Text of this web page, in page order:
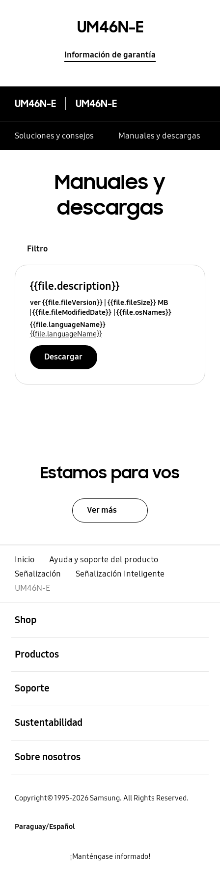
UM46N-E
Información de garantía
UM46N-E UM46N-E
Soluciones y consejos Manuales y descargas
Manuales y
descargas
Filtro
{{file.description}}
ver {{file.fileVersion}} {{file.fileSize}} MB
{{file.fileModifiedDate}} {{file.osNames}}
{{file.languageName}}
{{file.languageName}}
Descargar
Estamos para vos
Ver más
Inicio
Ayuda y soporte del producto
Señalización
Señalización Inteligente
UM46N-E
Shop
Productos
Soporte
Sustentabilidad
Sobre nosotros
Copyright© 1995-2026 Samsung. All Rights Reserved.
Paraguay/Español
¡Manténgase informado!